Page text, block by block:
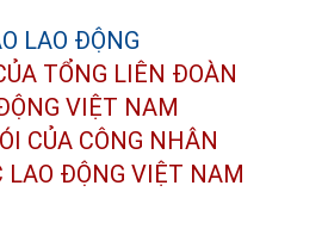
TỔNG LIÊN ĐOÀN
VIỆT NAM
CỦA CÔNG NHÂN
LAO ĐỘNG VIỆT NAM